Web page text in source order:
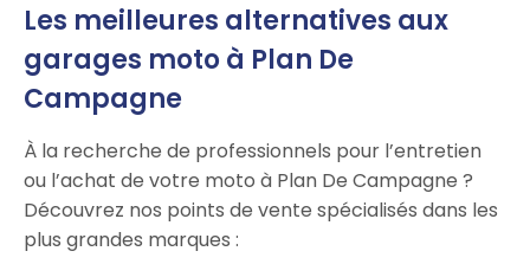
Les meilleures alternatives aux
garages moto à Plan De
Campagne
À la recherche de professionnels pour l’entretien
ou l’achat de votre moto à Plan De Campagne ?
Découvrez nos points de vente spécialisés dans les
plus grandes marques :